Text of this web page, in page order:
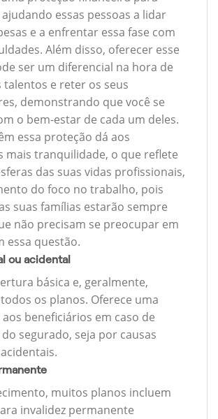
essas pessoas a lidar
e a enfrentar essa fase com
Além disso, oferecer esse
ser um diferencial na hora de
e reter os seus
demonstrando que você se
o bem-estar de cada um deles.
essa proteção dá aos
mais tranquilidade, o que reflete
das suas vidas profissionais,
do foco no trabalho, pois
suas famílias estarão sempre
não precisam se preocupar em
essa questão.
ou acidental
básica e, geralmente,
os planos. Oferece uma
beneficiários em caso de
segurado, seja por causas
muitos planos incluem
invalidez permanente